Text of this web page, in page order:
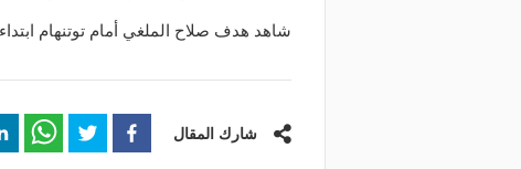
شاهد هدف صلاح الملغي أمام توتنهام ابتداء
شارك المقال